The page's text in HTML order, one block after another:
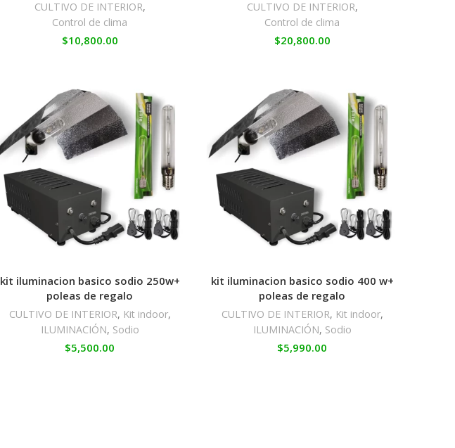
CULTIVO DE INTERIOR,
Control de clima
$10,800.00
CULTIVO DE INTERIOR,
Control de clima
$20,800.00
kit iluminacion basico sodio 250w+
poleas de regalo
CULTIVO DE INTERIOR, Kit indoor,
ILUMINACIÓN, Sodio
$5,500.00
kit iluminacion basico sodio 400 w+
poleas de regalo
CULTIVO DE INTERIOR, Kit indoor,
ILUMINACIÓN, Sodio
$5,990.00